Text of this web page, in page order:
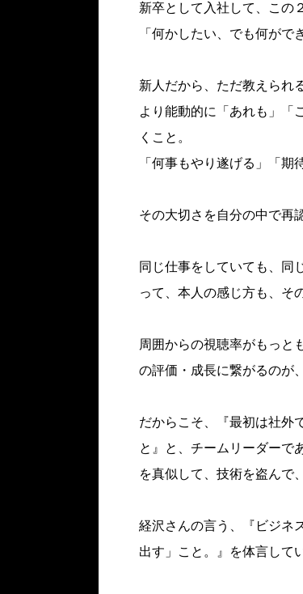
新卒として入社して、この
「何かしたい、でも何が
新人だから、ただ教えられ
より能動的に「あれも」「
くこと。
「何事もやり遂げる」「期
その大切さを自分の中で再
同じ仕事をしていても、同
って、本人の感じ方も、そ
周囲からの視聴率がもっと
の評価・成長に繋がるのが
だからこそ、『最初は社外
と』と、チームリーダーで
を真似して、技術を盗んで
経沢さんの言う、『ビジネ
出す」こと。』を体言して